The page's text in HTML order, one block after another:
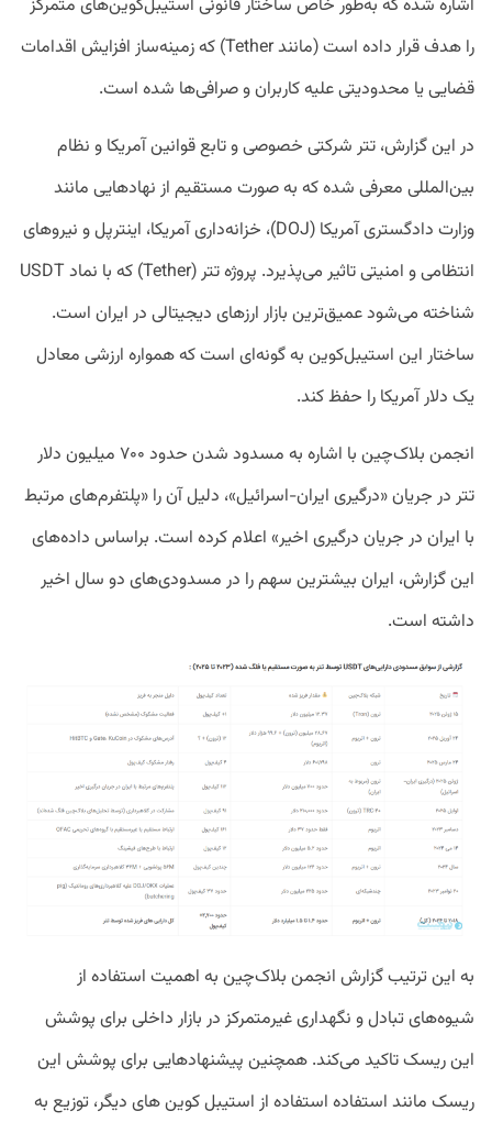
اشاره شده که به‌طور خاص ساختار قانونی استیبل‌کوین‌های متمرکز
را هدف قرار داده است (مانند Tether) که زمینه‌ساز افزایش اقدامات
قضایی یا محدودیتی علیه کاربران و صرافی‌ها شده است.
در این گزارش، تتر شرکتی خصوصی و تابع قوانین آمریکا و نظام
بین‌المللی معرفی شده که به صورت مستقیم از نهادهایی مانند
وزارت دادگستری آمریکا (DOJ)، خزانه‌داری آمریکا، اینترپل و نیروهای
انتظامی و امنیتی تاثیر می‌پذیرد. پروژه تتر (Tether) که با نماد USDT
شناخته می‌شود عمیق‌ترین بازار ارزهای دیجیتالی در ایران است.
ساختار این استیبل‌کوین به گونه‌ای است که همواره ارزشی معادل
یک دلار آمریکا را حفظ کند.
انجمن بلاک‌چین با اشاره به مسدود شدن حدود ۷۰۰ میلیون دلار
تتر در جریان «درگیری ایران-اسرائیل»، دلیل آن را «پلتفرم‌های مرتبط
با ایران در جریان درگیری اخیر» اعلام کرده است. براساس داده‌های
این گزارش، ایران بیشترین سهم را در مسدودی‌های دو سال اخیر
داشته است.
به این ترتیب گزارش انجمن بلاک‌چین به اهمیت استفاده از
شیوه‌های تبادل و نگهداری غیرمتمرکز در بازار داخلی برای پوشش
این ریسک تاکید می‌کند. همچنین پیشنهاد‌هایی برای پوشش این
ریسک مانند استفاده استفاده از استیبل کوین های دیگر، توزیع به